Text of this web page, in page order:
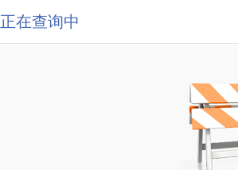
正在查询中